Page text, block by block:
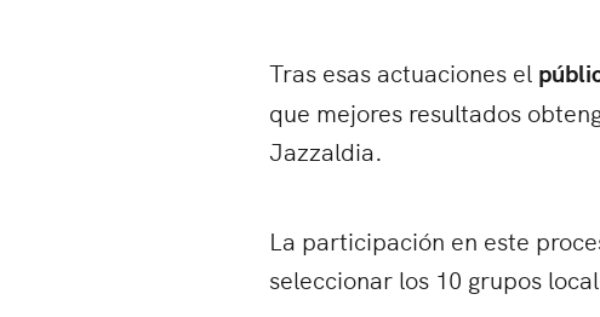
Tras esas actuaciones el
que mejores resultados
Jazzaldia.
La participación en este
seleccionar los 10 grupos